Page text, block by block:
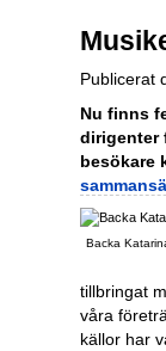
Publicerat
Nu finns
dirigenter
besökare
Backa
tillbringat
våra
källor har